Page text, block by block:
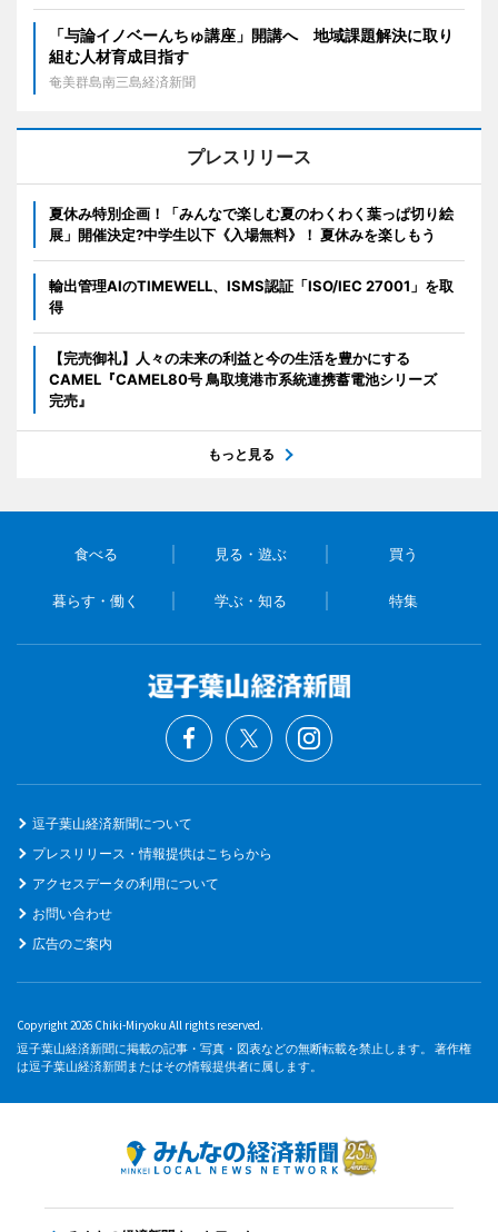
「与論イノベーんちゅ講座」開講へ 地域課題解決に取り
組む人材育成目指す
奄美群島南三島経済新聞
プレスリリース
夏休み特別企画！「みんなで楽しむ夏のわくわく葉っぱ切り絵
展」開催決定?中学生以下《入場無料》！ 夏休みを楽しもう
輸出管理AIのTIMEWELL、ISMS認証「ISO/IEC 27001」を取
得
【完売御礼】人々の未来の利益と今の生活を豊かにする
CAMEL『CAMEL80号 鳥取境港市系統連携蓄電池シリーズ
完売』
もっと見る
食べる 見る・遊ぶ 買う
暮らす・働く 学ぶ・知る 特集
逗子葉山経済新聞について
プレスリリース・情報提供はこちらから
アクセスデータの利用について
お問い合わせ
広告のご案内
Copyright 2026 Chiki-Miryoku All rights reserved.
逗子葉山経済新聞に掲載の記事・写真・図表などの無断転載を禁止します。 著作権
は逗子葉山経済新聞またはその情報提供者に属します。